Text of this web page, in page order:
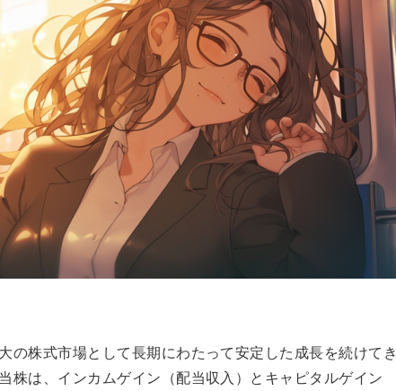
の株式市場として長期にわたって安定した成長を続けてき
株は、インカムゲイン（配当収入）とキャピタルゲイン